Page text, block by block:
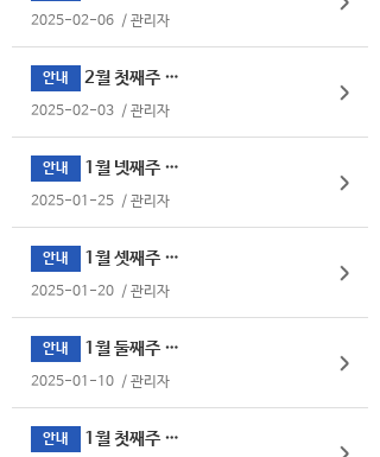
2025-02-06 / 관리자
안내 2월 첫째주 식단표
2025-02-03 / 관리자
안내 1월 넷째주 식단표
2025-01-25 / 관리자
안내 1월 셋째주 식단표
2025-01-20 / 관리자
안내 1월 둘째주 식단표
2025-01-10 / 관리자
안내 1월 첫째주 식단표